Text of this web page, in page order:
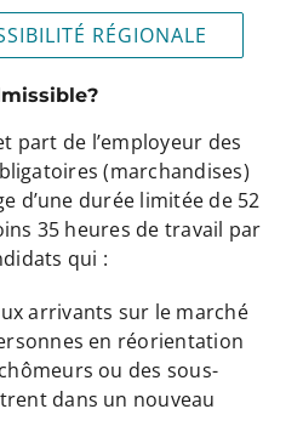
RÉGIONALE
part de l’employeur des
(marchandises)
d’une durée limitée de 52
35 heures de travail par
qui :
arrivants sur le marché
en réorientation
ou des sous-
dans un nouveau